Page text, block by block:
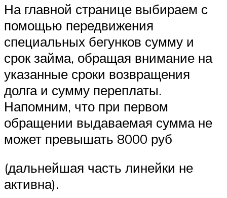
На главной странице выбираем с
помощью передвижения
специальных бегунков сумму и
срок займа, обращая внимание на
указанные сроки возвращения
долга и сумму переплаты.
Напомним, что при первом
обращении выдаваемая сумма не
может превышать 8000 руб
(дальнейшая часть линейки не
активна).